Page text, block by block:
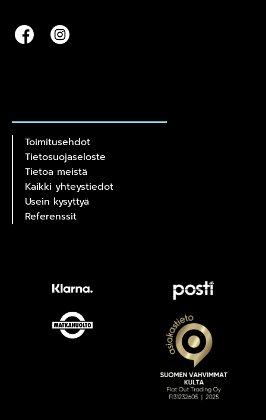
Toimitusehdot
Tietosuojaseloste
Tietoa meistä
Kaikki yhteystiedot
Usein kysyttyä
Referenssit